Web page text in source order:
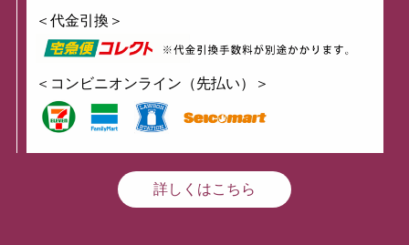
＜代金引換＞
＜コンビニオンライン（先払い）＞
詳しくはこちら